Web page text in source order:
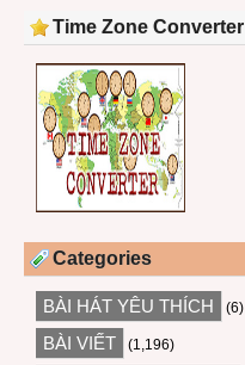
Time Zone Converter
Categories
BÀI HÁT YÊU THÍCH (6)
BÀI VIẾT (1,196)